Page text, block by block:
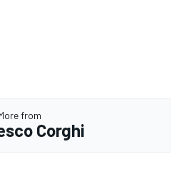
from
Corghi